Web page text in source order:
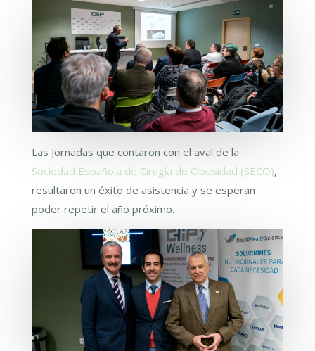
Las Jornadas que contaron con el aval de la
Sociedad Española de Cirugía de Obesidad (SECO),
resultaron un éxito de asistencia y se esperan
poder repetir el año próximo.